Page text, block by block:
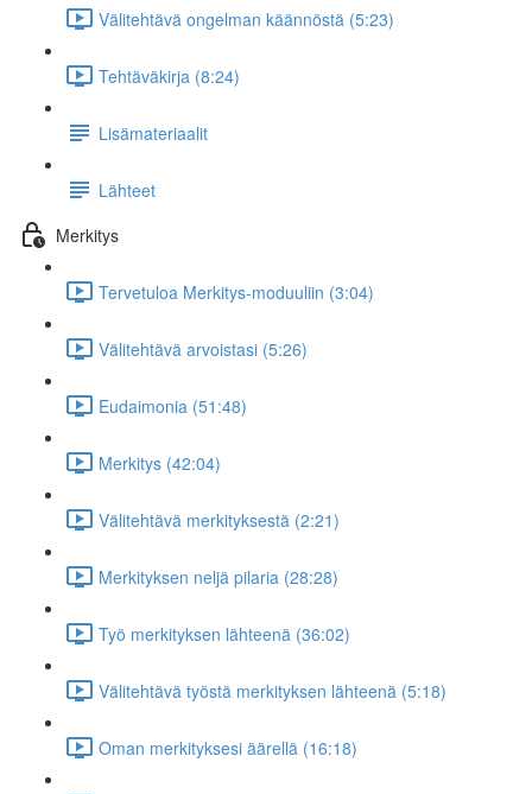
Välitehtävä ongelman käännöstä (5:23)
Tehtäväkirja (8:24)
Lisämateriaalit
Lähteet
Merkitys
Tervetuloa Merkitys-moduuliin (3:04)
Välitehtävä arvoistasi (5:26)
Eudaimonia (51:48)
Merkitys (42:04)
Välitehtävä merkityksestä (2:21)
Merkityksen neljä pilaria (28:28)
Työ merkityksen lähteenä (36:02)
Välitehtävä työstä merkityksen lähteenä (5:18)
Oman merkityksesi äärellä (16:18)